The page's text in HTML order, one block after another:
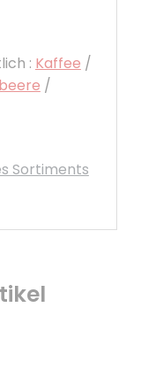
: Kaffee /
/
Sortiments